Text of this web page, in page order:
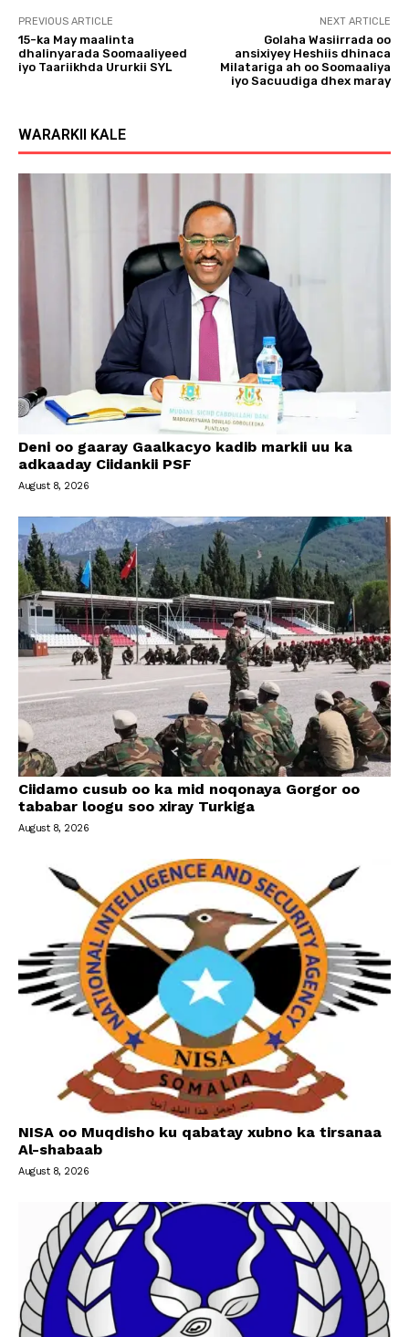
PREVIOUS ARTICLE
15-ka May maalinta
dhalinyarada Soomaaliyeed
iyo Taariikhda Ururkii SYL
NEXT ARTICLE
Golaha Wasiirrada oo
ansixiyey Heshiis dhinaca
Milatariga ah oo Soomaaliya
iyo Sacuudiga dhex maray
WARARKII KALE
Deni oo gaaray Gaalkacyo kadib markii uu ka
adkaaday Ciidankii PSF
August 8, 2026
Ciidamo cusub oo ka mid noqonaya Gorgor oo
tababar loogu soo xiray Turkiga
August 8, 2026
NISA oo Muqdisho ku qabatay xubno ka tirsanaa
Al-shabaab
August 8, 2026